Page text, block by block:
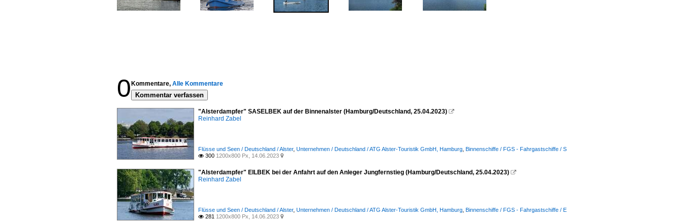
0 Kommentare, Alle Kommentare
Kommentar verfassen
"Alsterdampfer" SASELBEK auf der Binnenalster (Hamburg/Deutschland, 25.04.2023) 
Reinhard Zabel
Flüsse und Seen / Deutschland / Alster, Unternehmen / Deutschland / ATG Alster-Touristik GmbH, Hamburg Binnenschiffe / FGS - Fahrgastschiffe / S
 300 1200x800 Px, 14.06.2023 
"Alsterdampfer" EILBEK bei der Anfahrt auf den Anleger Jungfernstieg (Hamburg/Deutschland, 25.04.2023) 
Reinhard Zabel
Flüsse und Seen / Deutschland / Alster, Unternehmen / Deutschland / ATG Alster-Touristik GmbH, Hamburg Binnenschiffe / FGS - Fahrgastschiffe / E
 281 1200x800 Px, 14.06.2023 